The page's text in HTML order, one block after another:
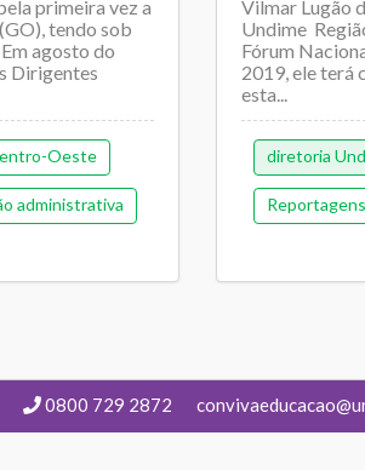
primeira vez a
tendo sob
agosto do
Dirigentes
Oeste
administrativa
Vilmar Lugão
Undime
Fórum
2019, ele terá
esta...
diretoria
0800 729 2872